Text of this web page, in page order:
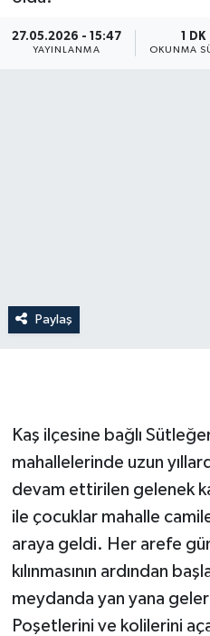
27.05.2026 - 15:47
YAYINLANMA
1 DK
OKUNMA
Paylaş
Kaş ilçesine bağlı
mahallelerinde uzun
devam ettirilen gelenek
ile çocuklar mahalle
araya geldi. Her arefe
kılınmasının ardından
meydanda yan yana
Poşetlerini ve kolilerini